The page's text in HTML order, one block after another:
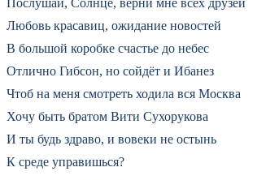
Послушай, Солнце, верни мне всех друзей
Любовь красавиц, ожидание новостей
В большой коробке счастье до небес
Отлично Гибсон, но сойдёт и Ибанез
Чтоб на меня смотреть ходила вся Москва
Хочу быть братом Вити Сухорукова
И ты будь здраво, и вовеки не остынь
К среде управишься?